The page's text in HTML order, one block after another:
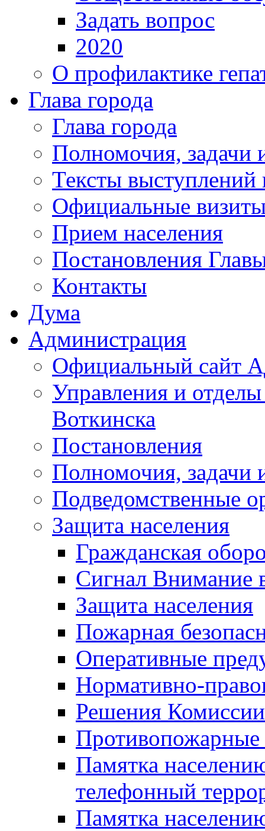
Задать вопрос
2020
О профилактике
Глава города
Глава города
Полномочия, задачи
Тексты выступлений
Официальные
Прием населения
Постановления
Контакты
Дума
Администрация
Официальный сайт
Управления и
Воткинска
Постановления
Полномочия, задачи
Подведомственные
Защита населения
Гражданская
Сигнал Внимание
Защита населения
Пожарная
Оперативные
Нормативно-
Решения
Противопожарные
Памятка
телефонный
Памятка